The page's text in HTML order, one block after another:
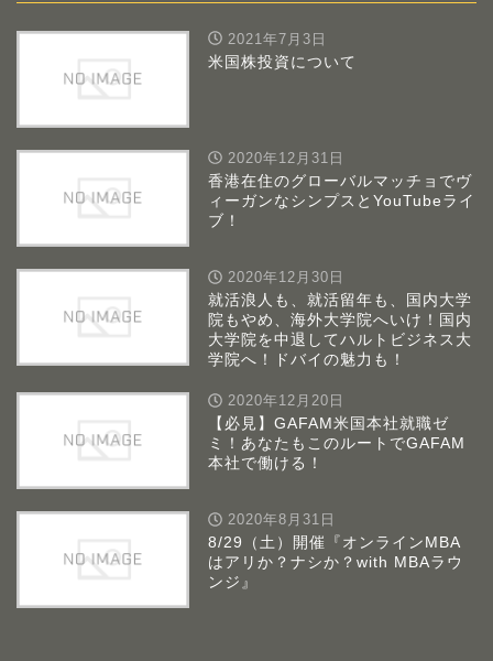
2021年7月3日
米国株投資について
2020年12月31日
香港在住のグローバルマッチョでヴ
ィーガンなシンプスとYouTubeライ
ブ！
2020年12月30日
就活浪人も、就活留年も、国内大学
院もやめ、海外大学院へいけ！国内
大学院を中退してハルトビジネス大
学院へ！ドバイの魅力も！
2020年12月20日
【必見】GAFAM米国本社就職ゼ
ミ！あなたもこのルートでGAFAM
本社で働ける！
2020年8月31日
8/29（土）開催『オンラインMBA
はアリか？ナシか？with MBAラウ
ンジ』